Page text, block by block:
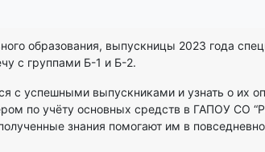
образования, выпускницы 2023 года
с группами Б-1 и Б-2.
с успешными выпускниками и узнать о их
по учёту основных средств в ГАПОУ СО
знания помогают им в